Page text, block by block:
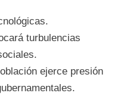
turbulencias
ejerce presión